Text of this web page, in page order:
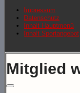
Impressum
Datenschutz
Inhalt Hauptmenü
Inhalt Sportangebot
Mitglied